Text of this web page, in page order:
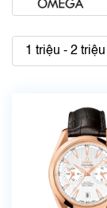
1 triệu - 2